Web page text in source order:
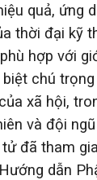
quả, ứng
thời đại kỹ
hợp với
chú
xã hội,
và đội
đã tham
dẫn